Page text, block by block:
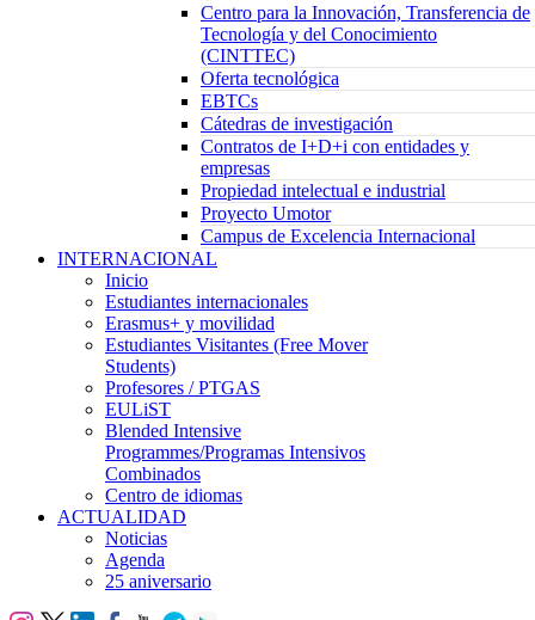
Centro para la Innovación, Transferencia de
Tecnología y del Conocimiento
(CINTTEC)
Oferta tecnológica
EBTCs
Cátedras de investigación
Contratos de I+D+i con entidades y
empresas
Propiedad intelectual e industrial
Proyecto Umotor
Campus de Excelencia Internacional
INTERNACIONAL
Inicio
Estudiantes internacionales
Erasmus+ y movilidad
Estudiantes Visitantes (Free Mover
Students)
Profesores / PTGAS
EULiST
Blended Intensive
Programmes/Programas Intensivos
Combinados
Centro de idiomas
ACTUALIDAD
Noticias
Agenda
25 aniversario